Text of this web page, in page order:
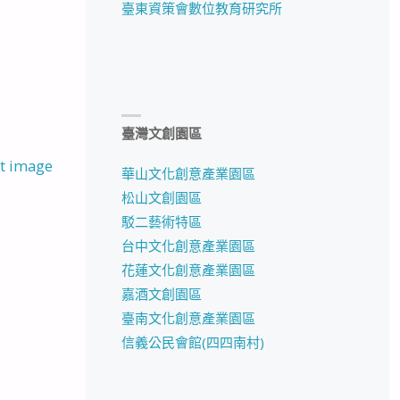
image
臺東資策會數位教育研究所
臺灣文創園區
華山文化創意產業園區
松山文創園區
駁二藝術特區
台中文化創意產業園區
花蓮文化創意產業園區
嘉酒文創園區
臺南文化創意產業園區
信義公民會館(四四南村)